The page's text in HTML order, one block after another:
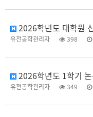
2026학년도 대학원
유전공학관리자 398
2026학년도 1학기 논문
유전공학관리자 349